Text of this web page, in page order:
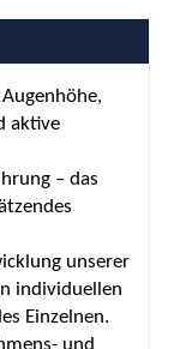
aktive
– das
unserer
individuellen
Einzelnen.
und